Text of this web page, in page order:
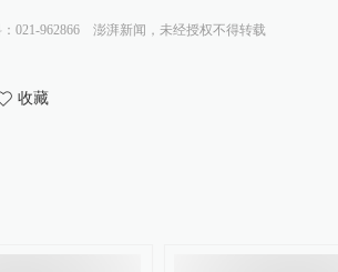
021-962866
澎湃新闻，未经授权不得转载
收藏